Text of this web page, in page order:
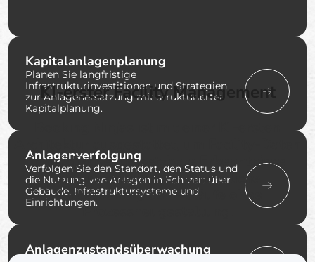
Kapitalanlagenplanung
Planen Sie langfristige
Infrastrukturinvestitionen und Strategien
zur Anlagenersetzung mit strukturierter
Kapitalplanung.
Anlagenverfolgung
Verfolgen Sie den Standort, den Status und
die Nutzung von Anlagen in Echtzeit über
Gebäude, Infrastruktursysteme und
Einrichtungen.
Anlagenzustandsüberwachung
KI-erster Facility Management
in prädiktive, umsetzbare Erkenntnisse
umzuwandeln – kontinuierliche
Verbesserung der Abläufe ohne
Prozessneugestaltung.